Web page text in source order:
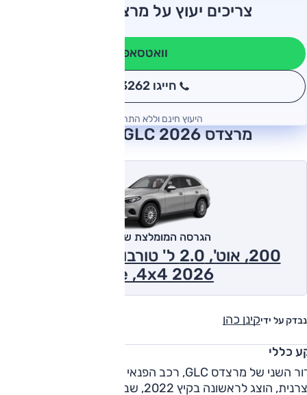
צריכים יעוץ על מרצדס GLC?
וואטסאפ
חייגו 3262
היעוץ חינם וללא התחייבות
מרצדס GLC 2026 חוות דעת
נבדק על ידיקינן כהן
הגרסה המומלצת של אוטו
200, אוט', 2.0 ל' טורבו, היברידי מתון,
Elite ,4x4 2026
כללי
הוצג לראשונה בקיץ 2022, שבע שנים לאחר קודמו.